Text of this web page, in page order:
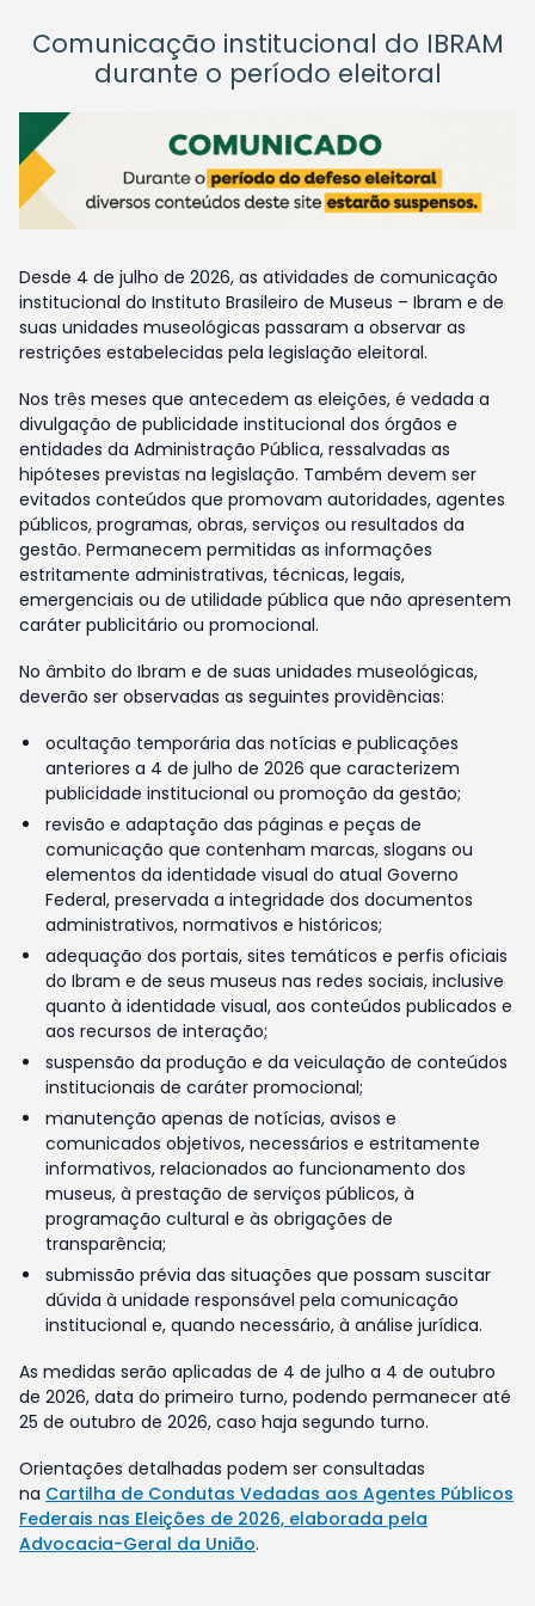
Comunicação institucional do IBRAM
durante o período eleitoral
Desde 4 de julho de 2026, as atividades de comunicação
institucional do Instituto Brasileiro de Museus – Ibram e de
suas unidades museológicas passaram a observar as
restrições estabelecidas pela legislação eleitoral.
Nos três meses que antecedem as eleições, é vedada a
divulgação de publicidade institucional dos órgãos e
entidades da Administração Pública, ressalvadas as
hipóteses previstas na legislação. Também devem ser
evitados conteúdos que promovam autoridades, agentes
públicos, programas, obras, serviços ou resultados da
gestão. Permanecem permitidas as informações
estritamente administrativas, técnicas, legais,
emergenciais ou de utilidade pública que não apresentem
caráter publicitário ou promocional.
No âmbito do Ibram e de suas unidades museológicas,
deverão ser observadas as seguintes providências:
ocultação temporária das notícias e publicações
anteriores a 4 de julho de 2026 que caracterizem
publicidade institucional ou promoção da gestão;
revisão e adaptação das páginas e peças de
comunicação que contenham marcas, slogans ou
elementos da identidade visual do atual Governo
Federal, preservada a integridade dos documentos
administrativos, normativos e históricos;
adequação dos portais, sites temáticos e perfis oficiais
do Ibram e de seus museus nas redes sociais, inclusive
quanto à identidade visual, aos conteúdos publicados e
aos recursos de interação;
suspensão da produção e da veiculação de conteúdos
institucionais de caráter promocional;
manutenção apenas de notícias, avisos e
comunicados objetivos, necessários e estritamente
informativos, relacionados ao funcionamento dos
museus, à prestação de serviços públicos, à
programação cultural e às obrigações de
transparência;
submissão prévia das situações que possam suscitar
dúvida à unidade responsável pela comunicação
institucional e, quando necessário, à análise jurídica.
As medidas serão aplicadas de 4 de julho a 4 de outubro
de 2026, data do primeiro turno, podendo permanecer até
25 de outubro de 2026, caso haja segundo turno.
Orientações detalhadas podem ser consultadas
na Cartilha de Condutas Vedadas aos Agentes Públicos
Federais nas Eleições de 2026, elaborada pela
Advocacia-Geral da União.